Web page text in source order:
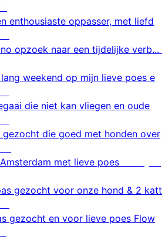
enthousiaste oppasser, met liefd
opzoek naar een tijdelijke verb...
weekend op mijn lieve poes e
die niet kan vliegen en oude
gezocht die goed met honden over
met lieve poes
gezocht voor onze hond & 2 katt
gezocht en voor lieve poes Flow